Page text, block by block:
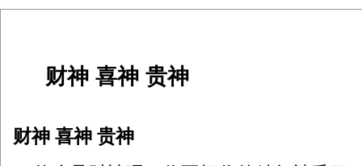
财神 喜神 贵神
财神 喜神 贵神